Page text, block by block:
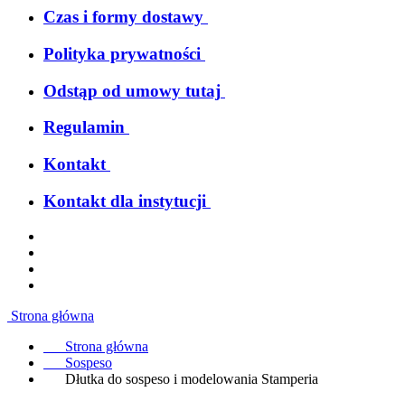
Czas i formy dostawy
Polityka prywatności
Odstąp od umowy tutaj
Regulamin
Kontakt
Kontakt dla instytucji
Strona główna
Strona główna
Sospeso
Dłutka do sospeso i modelowania Stamperia